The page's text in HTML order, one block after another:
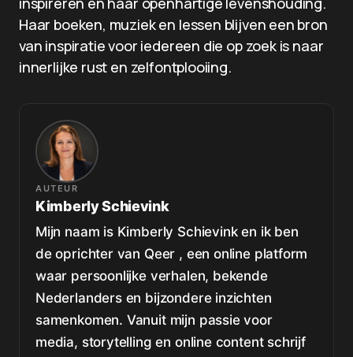
Haar boeken, muziek en lessen blijven een bron
van inspiratie voor iedereen die op zoek is naar
innerlijke rust en zelfontplooiing.
AUTEUR
Kimberly Schievink
Mijn naam is Kimberly Schievink en ik ben
de oprichter van Qeer , een online platform
waar persoonlijke verhalen, bekende
Nederlanders en bijzondere inzichten
samenkomen. Vanuit mijn passie voor
media, storytelling en online content schrijf